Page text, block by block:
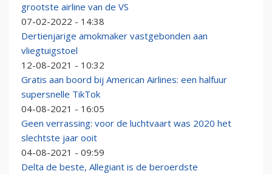
grootste airline van de VS
07-02-2022 - 14:38
Dertienjarige amokmaker vastgebonden aan
vliegtuigstoel
12-08-2021 - 10:32
Gratis aan boord bij American Airlines: een halfuur
supersnelle TikTok
04-08-2021 - 16:05
Geen verrassing: voor de luchtvaart was 2020 het
slechtste jaar ooit
04-08-2021 - 09:59
Delta de beste, Allegiant is de beroerdste